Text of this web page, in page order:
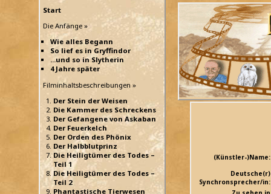
Start
Die Anfänge »
Wie alles Begann
So lief es in Gryffindor
...und so in Slytherin
4 Jahre später
Filminhaltsbeschreibungen »
Der Stein der Weisen
Die Kammer des Schreckens
Der Gefangene von Askaban
Der Feuerkelch
Der Orden des Phönix
Der Halbblutprinz
Die Heiligtümer des Todes –
Teil 1
Die Heiligtümer des Todes –
Teil 2
Phantastische Tierwesen
(Künstler-)Name:
Deutsche(r)
Synchronsprecher/in: